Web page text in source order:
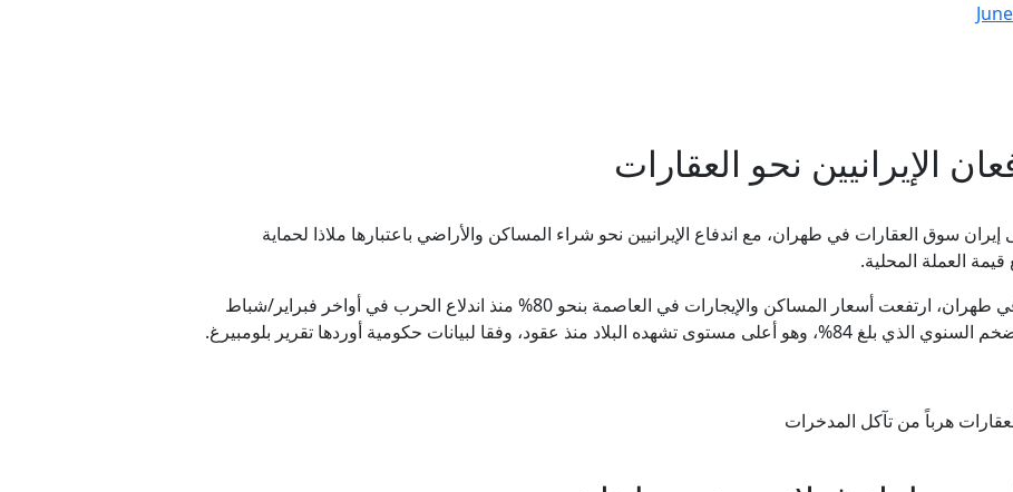
الإيرانيين نحو العقارات
سوق العقارات في طهران، مع اندفاع الإيرانيين نحو شراء المساكن والأراضي باعتبارها ملاذا لحماية
العملة المحلية.
وبحسب تقديرات اتحاد وكلاء العقارات في طهران، ارتفعت أسعار المساكن والإيجارات في العاصمة بنحو 80% منذ اندلاع الحرب في أواخر فبراير/شباط
وفقا لبيانات حكومية أوردها تقرير بلومبيرغ.
هرباً من تآكل المدخرات